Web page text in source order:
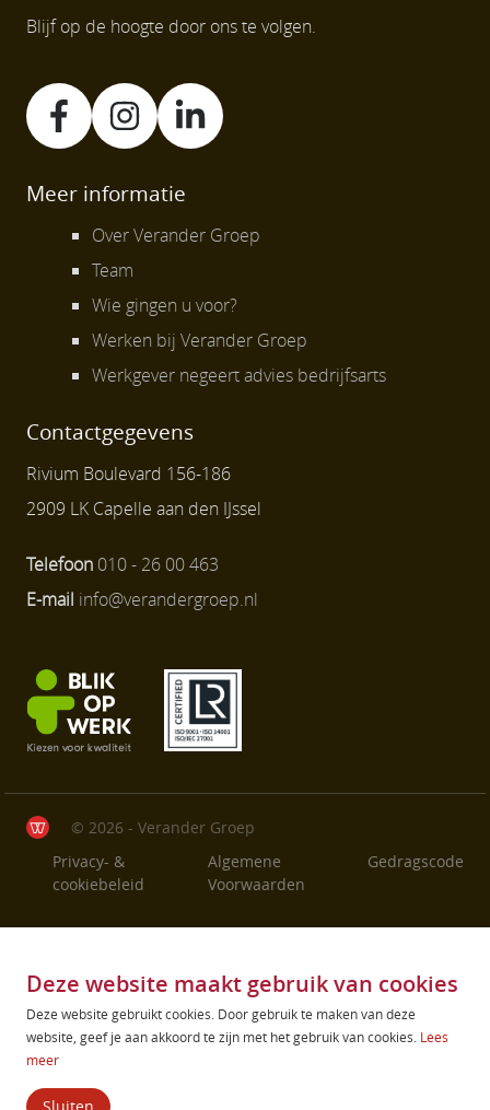
Blijf op de hoogte door ons te volgen.
Meer informatie
Over Verander Groep
Team
Wie gingen u voor?
Werken bij Verander Groep
Werkgever negeert advies bedrijfsarts
Contactgegevens
Rivium Boulevard 156-186
2909 LK Capelle aan den IJssel
Telefoon 010 - 26 00 463
E-mail info@verandergroep.nl
© 2026 - Verander Groep
Privacy- &
cookiebeleid
Algemene
Voorwaarden
Gedragscode
Deze website maakt gebruik van cookies
Deze website gebruikt cookies. Door gebruik te maken van deze
website, geef je aan akkoord te zijn met het gebruik van cookies. Lees
meer